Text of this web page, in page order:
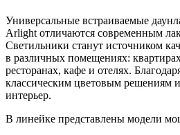
Универсальные встраиваемые
Arlight отличаются современным
Светильники станут источником
в различных помещениях:
ресторанах, кафе и отелях.
классическим цветовым решениям
интерьер.
В линейке представлены модели